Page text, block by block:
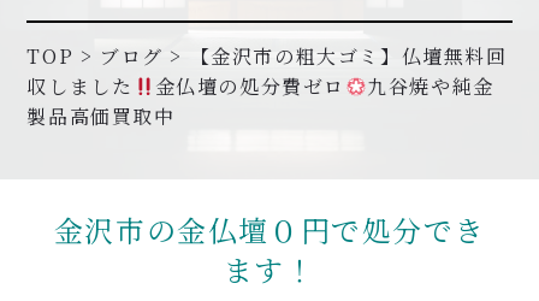
協力店募集について
お申し込み・お問い合わせ
TOP > ブログ >
【金沢市の粗大ゴミ】仏壇無料回
収しました
金仏壇の処分費ゼロ
九谷焼や純金
製品高価買取中
金沢市の金仏壇０円で処分でき
ます！